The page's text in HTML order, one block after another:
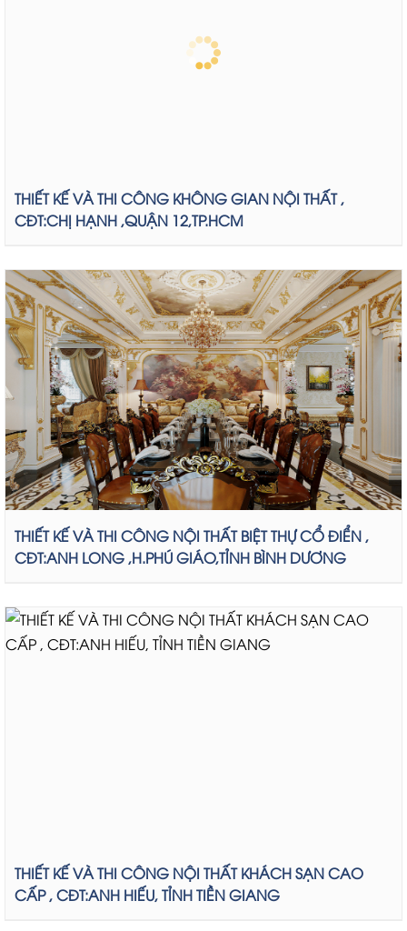
THIẾT KẾ VÀ THI CÔNG KHÔNG GIAN NỘI THẤT ,
CĐT:CHỊ HẠNH ,QUẬN 12,TP.HCM
THIẾT KẾ VÀ THI CÔNG NỘI THẤT BIỆT THỰ CỔ ĐIỂN ,
CĐT:ANH LONG ,H.PHÚ GIÁO,TỈNH BÌNH DƯƠNG
THIẾT KẾ VÀ THI CÔNG NỘI THẤT KHÁCH SẠN CAO
CẤP , CĐT:ANH HIẾU, TỈNH TIỀN GIANG